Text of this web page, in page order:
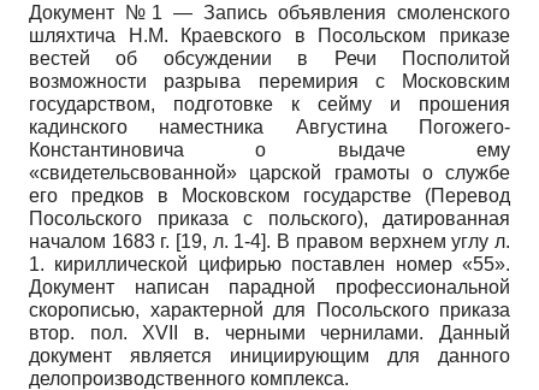
Документ №1 — Запись объявления смоленского
шляхтича Н.М. Краевского в Посольском приказе
вестей об обсуждении в Речи Посполитой
возможности разрыва перемирия с Московским
государством, подготовке к сейму и прошения
кадинского наместника Августина Погожего-
Константиновича о выдаче ему
«свидетельсвованной» царской грамоты о службе
его предков в Московском государстве (Перевод
Посольского приказа с польского), датированная
началом 1683 г. [19, л. 1-4]. В правом верхнем углу л.
1. кириллической цифирью поставлен номер «55».
Документ написан парадной профессиональной
скорописью, характерной для Посольского приказа
втор. пол. XVII в. черными чернилами. Данный
документ является инициирующим для данного
делопроизводственного комплекса.